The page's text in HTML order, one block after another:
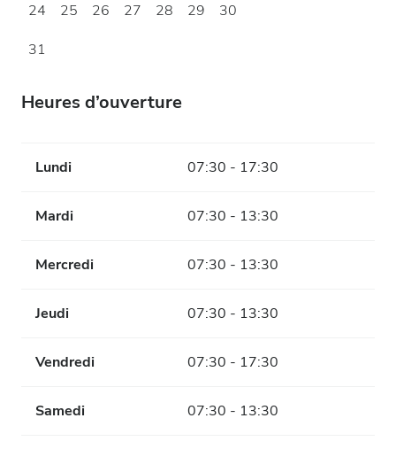
24
25 26 27 28 29
30
31
Heures d’ouverture
Lundi 07:30 - 17:30
Mardi 07:30 - 13:30
Mercredi 07:30 - 13:30
Jeudi 07:30 - 13:30
Vendredi 07:30 - 17:30
Samedi 07:30 - 13:30